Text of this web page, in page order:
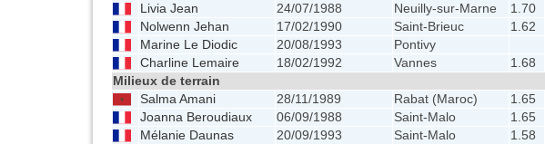
Livia Jean
24/07/1988 Neuilly-sur-Marne 1.70
Nolwenn Jehan
17/02/1990 Saint-Brieuc 1.62
Marine Le Diodic
20/08/1993 Pontivy
Charline Lemaire
18/02/1992 Vannes 1.68
Milieux de terrain
Salma Amani
28/11/1989 Rabat (Maroc) 1.65
Joanna Beroudiaux
06/09/1988 Saint-Malo 1.65
Mélanie Daunas
20/09/1993 Saint-Malo 1.58